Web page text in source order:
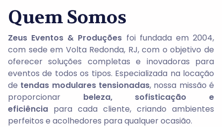
Quem Somos
Zeus Eventos & Produções foi fundada em 2004,
com sede em Volta Redonda, RJ, com o objetivo de
oferecer soluções completas e inovadoras para
eventos de todos os tipos. Especializada na locação
de tendas modulares tensionadas, nossa missão é
proporcionar beleza, sofisticação e
eficiência para cada cliente, criando ambientes
perfeitos e acolhedores para qualquer ocasião.